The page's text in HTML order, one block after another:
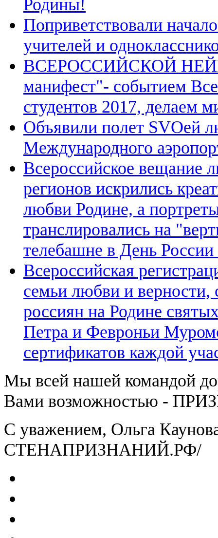
Родины!
Поприветствовали
учителей и
ВСЕРОССИЙСКОЙ
манифест"- событием
студентов 2017, делаем
Объявили полет SVOей
Международного
Всероссийское
регионов искрились
любви Родине, а
транслировались на
телебашне в День
Всероссийская
семьи любви и верности,
россиян на Родине
Петра и Февроньи
сертификатов каждой
Мы всей нашей командой
Вами возможностью -
С уважением, Ольга
СТЕНАПРИЗНАНИЙ.РФ/